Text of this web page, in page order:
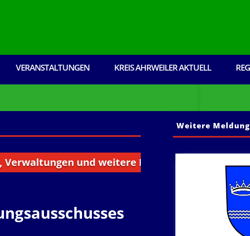
VERANSTALTUNGEN KREIS AHRWEILER AKTUELL
und weitere Institutionen aus dem
Weitere